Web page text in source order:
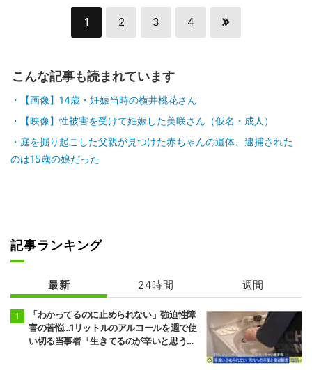
1 2 3 4
こんな記事も読まれています
【画像】14歳・妊娠当時の横井桃花さん
【映像】性被害を受けて妊娠した美咲さん（仮名・成人）
庭を掘り起こした父親が見つけた赤ちゃんの遺体、逮捕された
のは15歳の娘だった
記事ランキング
最新 24時間 週間
「わかってるのに止められない」強迫性障
害の苦悩…1リットルのアルコールを週で使
い切る当事者「生きてるのが辛いと思うこ